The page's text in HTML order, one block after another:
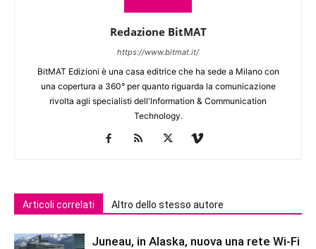
Redazione BitMAT
https://www.bitmat.it/
BitMAT Edizioni è una casa editrice che ha sede a Milano con
una copertura a 360° per quanto riguarda la comunicazione
rivolta agli specialisti dell'lnformation & Communication
Technology.
Articoli correlati Altro dello stesso autore
Juneau, in Alaska, nuova una rete Wi-Fi